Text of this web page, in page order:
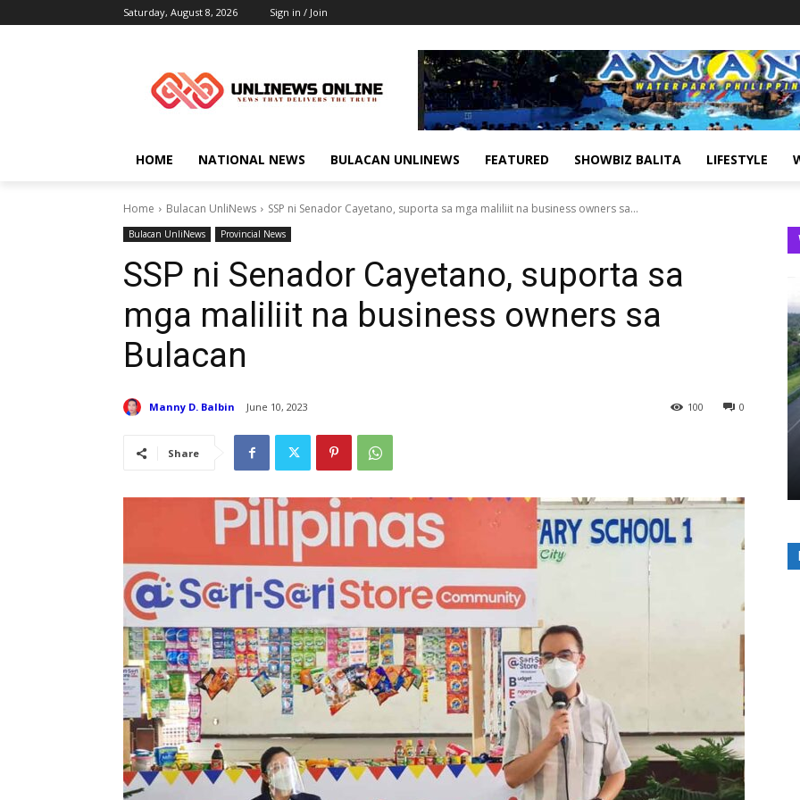
Saturday, August 8, 2026 Sign in / Join
HOME NATIONAL NEWS BULACAN UNLINEWS FEATURED SHOWBIZ BALITA LIFESTYLE
Home Bulacan UnliNews SSP ni Senador Cayetano, suporta sa mga maliliit na business owners sa...
Bulacan UnliNews Provincial News
SSP ni Senador Cayetano, suporta sa
mga maliliit na business owners sa
Bulacan
Manny D. Balbin June 10, 2023 0
100
Share